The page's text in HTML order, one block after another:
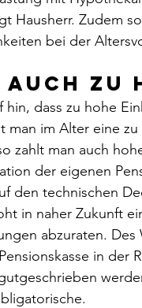
Hausherr. Zudem
bei der
auch zu
dass zu hohe
man im Alter eine
zahlt man auch
der eigenen
den technischen
in naher Zukunft
abzuraten.
in